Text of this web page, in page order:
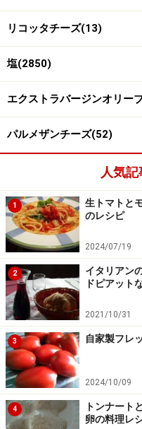
ボウルに2のほうれん
みを入れ、よく混ぜ合わ
リコッタチーズ(13)
塩(2850)
エクストラバージンオリー
パルメザンチーズ(52)
人気
1
生トマトと
のレシピ
2024/07/19
2
イタリアン
ドピアット
2021/10/31
3 自家製フレ
2024/10/09
4
トンナート
卵の料理レ